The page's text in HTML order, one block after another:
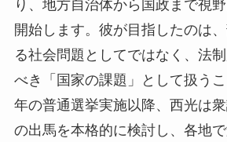
り、地方自治体から国政まで視
開始します。彼が目指したのは
る社会問題としてではなく、法
べき「国家の課題」として扱う
年の普通選挙実施以降、西光は
の出馬を本格的に検討し、各地